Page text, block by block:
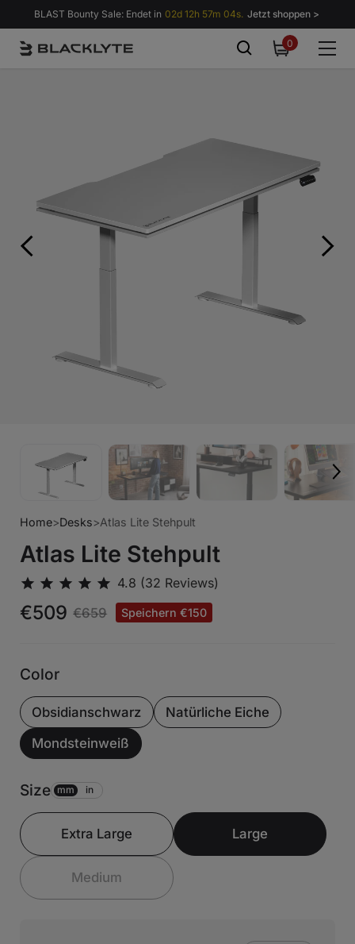
Zum Inhalt springen
BLAST Bounty Sale: Endet in 02d 12h 57m 02s. Jetzt shoppen >
00
Home>Desks>Atlas Lite Stehpult
Atlas Lite Stehpult
€509 €659 Speichern €150
Color
Obsidianschwarz
Natürliche Eiche
Mondsteinweiß
Size mm in
Extra Large Large
Medium